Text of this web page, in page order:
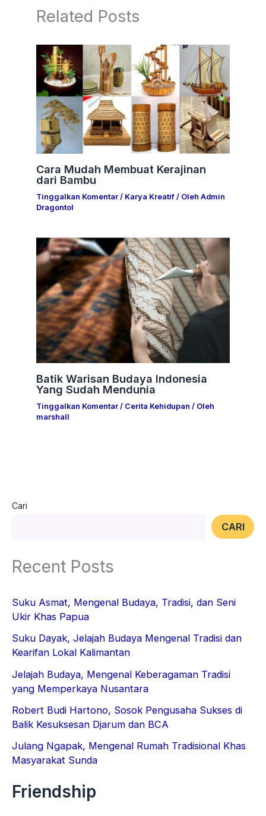
Related Posts
Cara Mudah Membuat Kerajinan
dari Bambu
Tinggalkan Komentar / Karya Kreatif / OlehAdmin
Dragontol
Batik Warisan Budaya Indonesia
Yang Sudah Mendunia
Tinggalkan Komentar / Cerita Kehidupan / Oleh
marshall
Cari
CARI
Recent Posts
Suku Asmat, Mengenal Budaya, Tradisi, dan Seni
Ukir Khas Papua
Suku Dayak, Jelajah Budaya Mengenal Tradisi dan
Kearifan Lokal Kalimantan
Jelajah Budaya, Mengenal Keberagaman Tradisi
yang Memperkaya Nusantara
Robert Budi Hartono, Sosok Pengusaha Sukses di
Balik Kesuksesan Djarum dan BCA
Julang Ngapak, Mengenal Rumah Tradisional Khas
Masyarakat Sunda
Friendship